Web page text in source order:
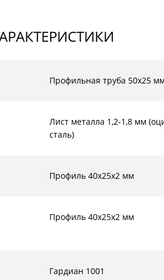
Профильная труба 50х25 мм
Лист металла 1,2-1,8 мм
сталь)
Профиль 40х25х2 мм
Профиль 40х25х2 мм
Гардиан 1001